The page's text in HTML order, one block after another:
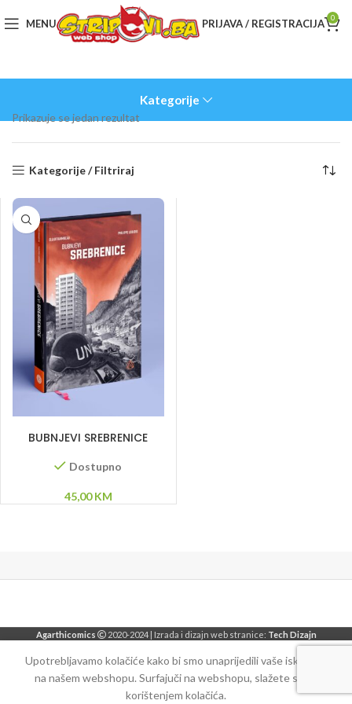
MENU PRIJAVA / REGISTRACIJA 0
Kategorije
Prikazuje se jedan rezultat
Kategorije / Filtriraj
BUBNJEVI SREBRENICE
Dostupno
45,00KM
Agarthicomics 2020-2024 | Izrada i dizajn web stranice: Tech Dizajn
Upotrebljavamo kolačiće kako bi smo unaprijedili vaše iskustvo
na našem webshopu. Surfajuči na webshopu, slažete se sa
korištenjem kolačića.